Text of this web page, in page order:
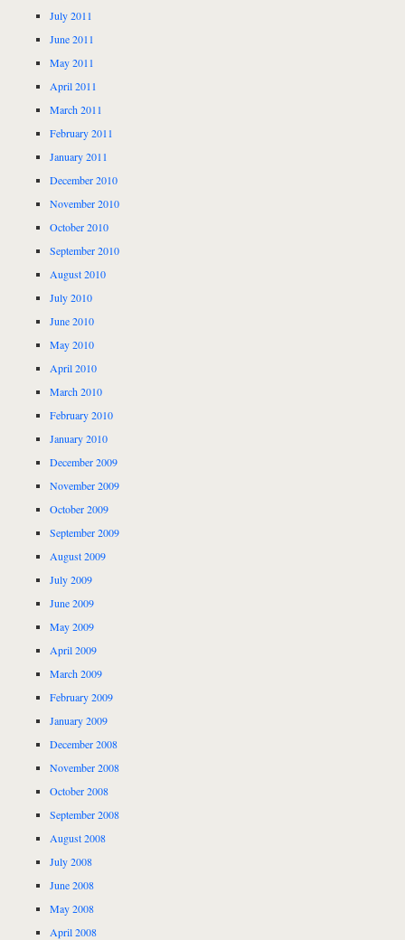
July 2011
June 2011
May 2011
April 2011
March 2011
February 2011
January 2011
December 2010
November 2010
October 2010
September 2010
August 2010
July 2010
June 2010
May 2010
April 2010
March 2010
February 2010
January 2010
December 2009
November 2009
October 2009
September 2009
August 2009
July 2009
June 2009
May 2009
April 2009
March 2009
February 2009
January 2009
December 2008
November 2008
October 2008
September 2008
August 2008
July 2008
June 2008
May 2008
April 2008